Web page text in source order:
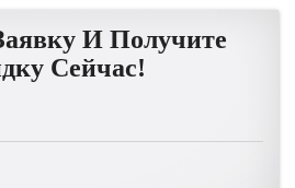
И Получите
Сейчас!